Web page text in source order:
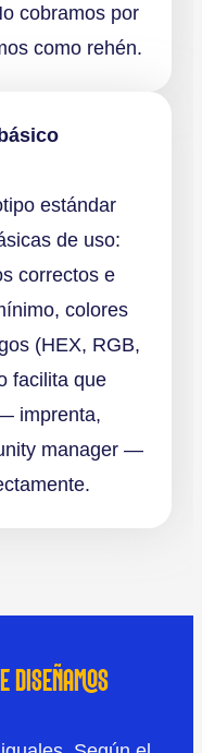
cobramos por
como rehén.
estándar
de uso:
correctos e
colores
(HEX, RGB,
facilita que
imprenta,
manager —
DISEÑAMOS